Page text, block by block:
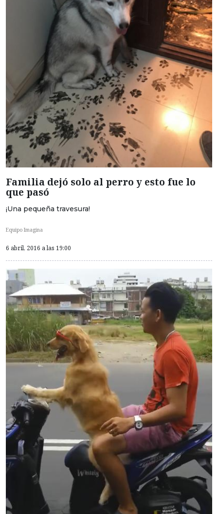
Familia dejó solo al perro y esto fue lo
que pasó
¡Una pequeña travesura!
Equipo Imagina
6 abril, 2016 a las 19:00